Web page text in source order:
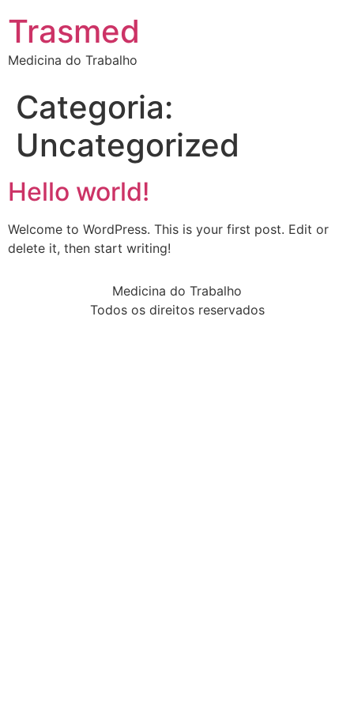
Trasmed
Medicina do Trabalho
Categoria:
Uncategorized
Hello world!
Welcome to WordPress. This is your first post. Edit or
delete it, then start writing!
Medicina do Trabalho
Todos os direitos reservados